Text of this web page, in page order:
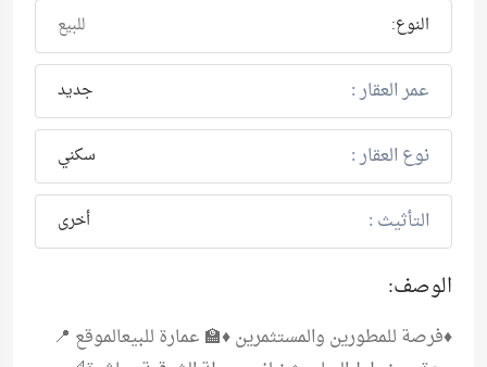
النوع: للبيع
عمر العقار : جديد
نوع العقار : سكني
التأثيث : أخرى
الوصف:
♦️فرصة للمطورين والمستثمرين ♦️🏫 عمارة للبيعالموقع 📍